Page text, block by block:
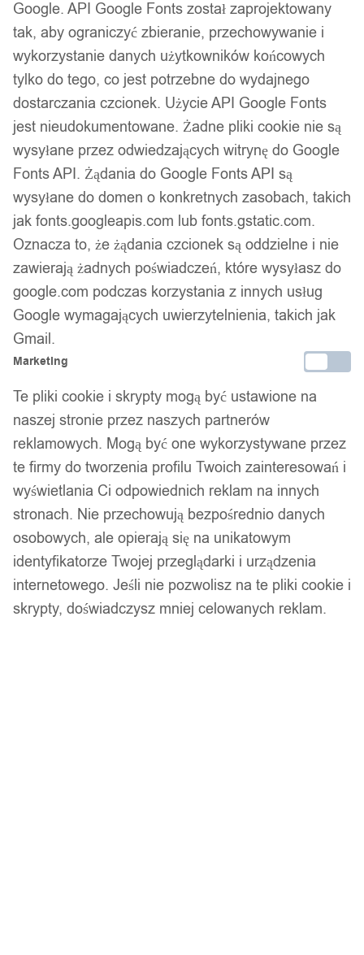
Google. API Google Fonts został zaprojektowany
tak, aby ograniczyć zbieranie, przechowywanie i
wykorzystanie danych użytkowników końcowych
tylko do tego, co jest potrzebne do wydajnego
dostarczania czcionek. Użycie API Google Fonts
jest nieudokumentowane. Żadne pliki cookie nie są
wysyłane przez odwiedzających witrynę do Google
Fonts API. Żądania do Google Fonts API są
wysyłane do domen o konkretnych zasobach, takich
jak fonts.googleapis.com lub fonts.gstatic.com.
Oznacza to, że żądania czcionek są oddzielne i nie
zawierają żadnych poświadczeń, które wysyłasz do
google.com podczas korzystania z innych usług
Google wymagających uwierzytelnienia, takich jak
Gmail.
Marketing
Te pliki cookie i skrypty mogą być ustawione na
naszej stronie przez naszych partnerów
reklamowych. Mogą być one wykorzystywane przez
te firmy do tworzenia profilu Twoich zainteresowań i
wyświetlania Ci odpowiednich reklam na innych
stronach. Nie przechowują bezpośrednio danych
osobowych, ale opierają się na unikatowym
identyfikatorze Twojej przeglądarki i urządzenia
internetowego. Jeśli nie pozwolisz na te pliki cookie i
skrypty, doświadczysz mniej celowanych reklam.